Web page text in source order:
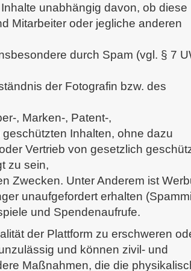
unabhängig davon, ob diese
Mitarbeiter oder jegliche anderen
durch Spam (vgl. § 7
der Fotografin bzw. des
, Marken-, Patent-,
Inhalten, ohne dazu
Vertrieb von gesetzlich
zu sein,
Zwecken. Unter Anderem ist
unaufgefordert erhalten
und Spendenaufrufe.
der Plattform zu erschweren
und können zivil- und
Maßnahmen, die die